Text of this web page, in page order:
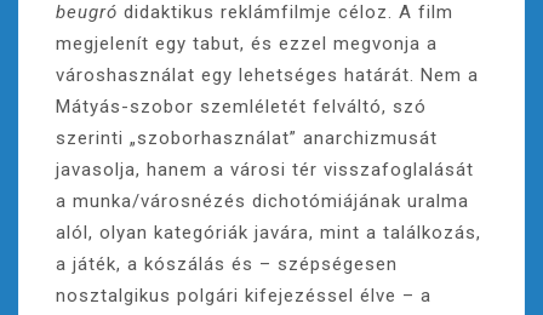
beugró didaktikus reklámfilmje céloz. A film
megjelenít egy tabut, és ezzel megvonja a
városhasználat egy lehetséges határát. Nem a
Mátyás-szobor szemléletét felváltó, szó
szerinti „szoborhasználat” anarchizmusát
javasolja, hanem a városi tér visszafoglalását
a munka/városnézés dichotómiájának uralma
alól, olyan kategóriák javára, mint a találkozás,
a játék, a kószálás és – szépségesen
nosztalgikus polgári kifejezéssel élve – a